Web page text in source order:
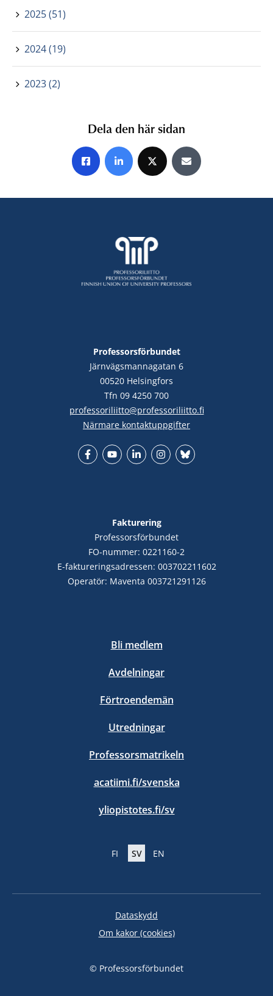
2025 (51)
2024 (19)
2023 (2)
Dela den här sidan
Share on Facebook
Share on LinkedIn
Share on XShare by E-mail
Professorsförbundet
Järnvägsmannagatan 6
00520 Helsingfors
Tfn 09 4250 700
professoriliitto@professoriliitto.fi
Närmare kontaktuppgifter
Fakturering
Professorsförbundet
FO-nummer: 0221160-2
E-faktureringsadressen: 003702211602
Operatör: Maventa 003721291126
Bli medlem
Avdelningar
Förtroendemän
Utredningar
Professorsmatrikeln
acatiimi.fi/svenska
yliopistotes.fi/sv
FI SV EN
© Professorsförbundet
Dataskydd
Om kakor (cookies)